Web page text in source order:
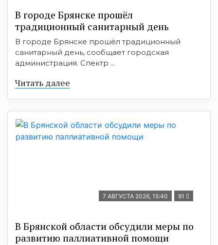
В городе Брянске прошёл
традиционный санитарный день
В городе Брянске прошёл традиционный
санитарный день, сообщает городская
администрация. Спектр ...
Читать далее
7 АВГУСТА 2026, 15:40 91
В Брянской области обсудили меры по
развитию паллиативной помощи